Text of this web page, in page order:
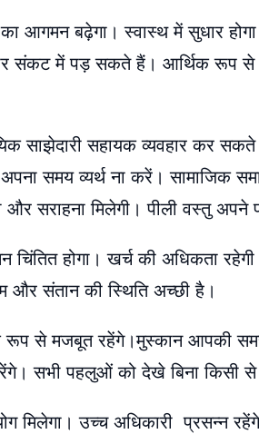
आगमन बढ़ेगा। स्वास्थ में सुधार
संकट में पड़ सकते हैं। आर्थिक रूप
साझेदारी सहायक व्यवहार कर
समय व्यर्थ ना करें। सामाजिक
सराहना मिलेगी। पीली वस्तु अपने
चिंतित होगा। खर्च की अधिकता
और संतान की स्थिति अच्छी है।
रूप से मजबूत रहेंगे।मुस्कान आपकी
सभी पहलुओं को देखे बिना किसी
मिलेगा। उच्च अधिकारी प्रसन्न